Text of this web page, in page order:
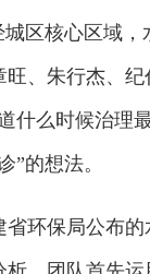
区核心区域
、朱行杰、
什么时候治理
”的想法。
环保局公布